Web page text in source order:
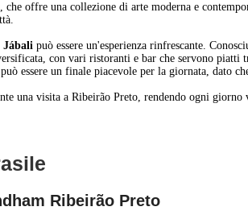
, che offre una collezione di arte moderna e
Jábali può essere un'esperienza rinfrescante.
con vari ristoranti e bar che servono
essere un finale piacevole per la giornata, dato
una visita a Ribeirão Preto, rendendo ogni giorno
Ribeirão Preto